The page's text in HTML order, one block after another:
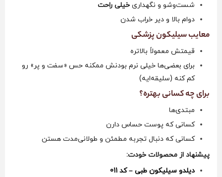
شست‌وشو و نگهداری خیلی راحت
دوام بالا و دیر خراب شدن
معایب سیلیکون پزشکی
قیمتش معمولاً بالاتره
برای بعضی‌ها خیلی نرم بودنش ممکنه حس «سفت و پر» رو
کم کنه (سلیقه‌ایه)
برای چه کسانی بهتره؟
مبتدی‌ها
کسانی که پوست حساس دارن
کسانی که دنبال تجربه مطمئن و طولانی‌مدت هستن
پیشنهاد از محصولات خودت:
دیلدو سیلیکون طبی – کد 011